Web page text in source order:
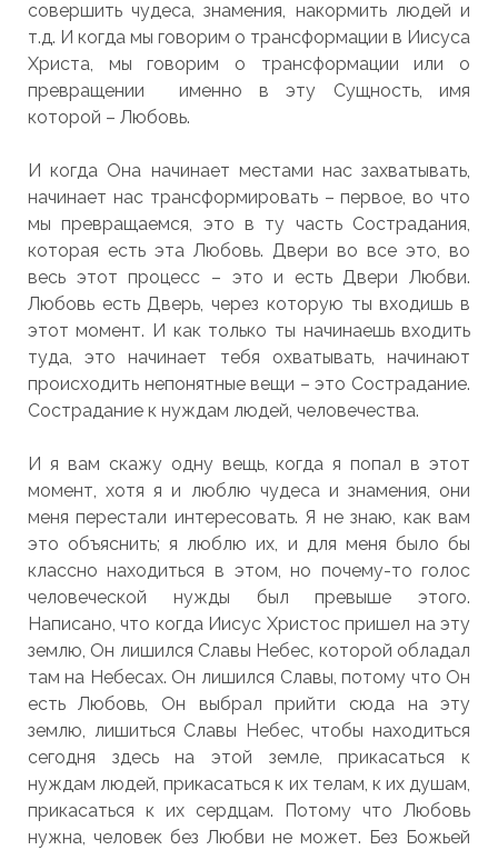
совершить чудеса, знамения, накормить людей и
т.д. И когда мы говорим о трансформации в Иисуса
Христа, мы говорим о трансформации или о
превращении именно в эту Сущность, имя
которой – Любовь.
И когда Она начинает местами нас захватывать,
начинает нас трансформировать – первое, во что
мы превращаемся, это в ту часть Сострадания,
которая есть эта Любовь. Двери во все это, во
весь этот процесс – это и есть Двери Любви.
Любовь есть Дверь, через которую ты входишь в
этот момент. И как только ты начинаешь входить
туда, это начинает тебя охватывать, начинают
происходить непонятные вещи – это Сострадание.
Сострадание к нуждам людей, человечества.
И я вам скажу одну вещь, когда я попал в этот
момент, хотя я и люблю чудеса и знамения, они
меня перестали интересовать. Я не знаю, как вам
это объяснить; я люблю их, и для меня было бы
классно находиться в этом, но почему-то голос
человеческой нужды был превыше этого.
Написано, что когда Иисус Христос пришел на эту
землю, Он лишился Славы Небес, которой обладал
там на Небесах. Он лишился Славы, потому что Он
есть Любовь, Он выбрал прийти сюда на эту
землю, лишиться Славы Небес, чтобы находиться
сегодня здесь на этой земле, прикасаться к
нуждам людей, прикасаться к их телам, к их душам,
прикасаться к их сердцам. Потому что Любовь
нужна, человек без Любви не может. Без Божьей